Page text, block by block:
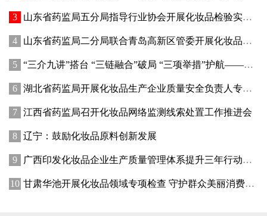
山东省药监局五分局指导行业协会开展化妆品检验实操专项培训
山东省药监局二分局联合青岛高新区管委开展化妆品新原料注册备案赋能专题交流活动
“三介九讲”搭台 “三链融合”破局 “三项举措”护航——青海高原特色化妆品原料产业迈出实质性步伐
湖北省药监局开展化妆品生产企业质量安全负责人专题培训暨现场观摩活动
江西省药监局召开化妆品网络监测线索处置工作推进会
辽宁：鼓励化妆品原料创新发展
广西印发化妆品企业生产质量管理体系提升三年行动方案
甘肃华池开展化妆品领域专项检查 守护群众美丽消费安全